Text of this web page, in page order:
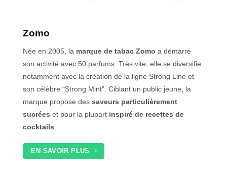
Zomo
Née en 2005, la marque de tabac Zomo a démarré
son activité avec 50 parfums. Très vite, elle se diversifie
notamment avec la création de la ligne Strong Line et
son célèbre “Strong Mint”. Ciblant un public jeune, la
marque propose des saveurs particulièrement
sucrées et pour la plupart inspiré de recettes de
cocktails
EN SAVOIR PLUS